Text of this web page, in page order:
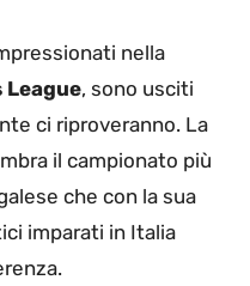
nella
League, sono usciti
ci riproveranno. La
il campionato più
che con la sua
imparati in Italia